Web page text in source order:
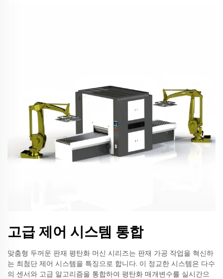
고급 제어 시스템 통합
맞춤형 두꺼운 판재 평탄화 머신 시리즈는 판재 가공 작업을 혁신하
는 최첨단 제어 시스템을 특징으로 합니다. 이 정교한 시스템은 다수
의 센서와 고급 알고리즘을 통합하여 평탄화 매개변수를 실시간으